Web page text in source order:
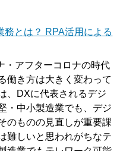
とは？ RPA活用による
・アフターコロナの時代
働き方は大きく変わって
、DXに代表されるデジ
・中小製造業でも、デジ
のものの見直しが重要課
難しいと思われがちなテ